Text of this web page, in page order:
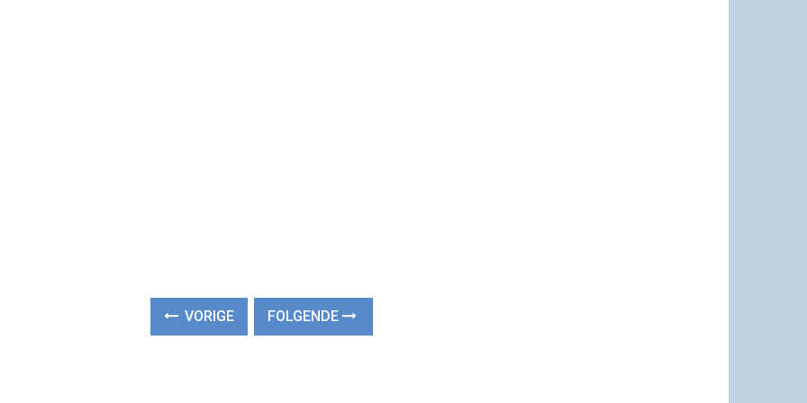
VORIGE FOLGENDE